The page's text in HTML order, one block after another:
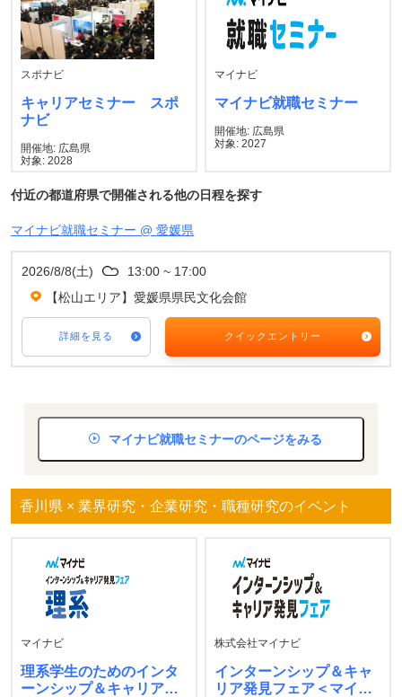
スポナビ
キャリアセミナー スポ
ナビ
開催地: 広島県
対象: 2028
マイナビ
マイナビ就職セミナー
開催地: 広島県
対象: 2027
付近の都道府県で開催される他の日程を探す
マイナビ就職セミナー @ 愛媛県
2026/8/8(土)
13:00 ~ 17:00
【松山エリア】愛媛県県民文化会館
詳細を見る クイックエントリー
マイナビ就職セミナーのページをみる
香川県 × 業界研究・企業研究・職種研究のイベント
マイナビ
理系学生のためのインタ
ーンシップ＆キャリア発
株式会社マイナビ
インターンシップ＆キャ
リア発見フェア＜マイナ